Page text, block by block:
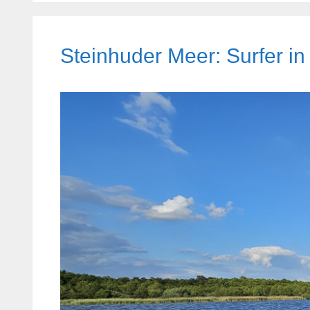
Steinhuder Meer: Surfer in